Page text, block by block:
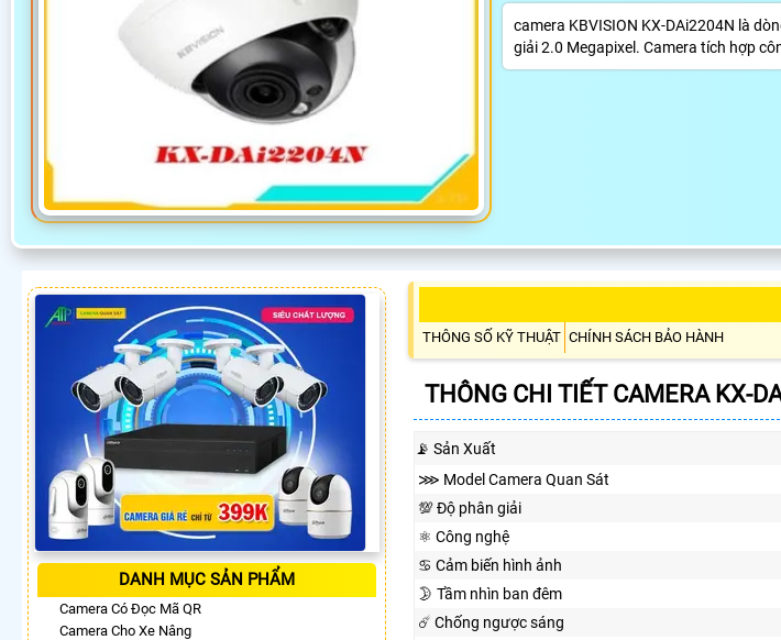
camera KBVISION KX-DAi2204N là
giải 2.0 Megapixel. Camera tích hợp
DANH MỤC SẢN PHẨM
Camera Có Đọc Mã QR
Camera Cho Xe Nâng
THÔNG SỐ KỸ THUẬT CHÍNH SÁCH BẢO HÀNH
THÔNG CHI TIẾT CAMERA KX-
📡 Sản Xuất
⋙ Model Camera Quan Sát
💯 Độ phân giải
⚛️ Công nghệ
♋ Cảm biến hình ảnh
🌛 Tầm nhìn ban đêm
☄️ Chống ngược sáng